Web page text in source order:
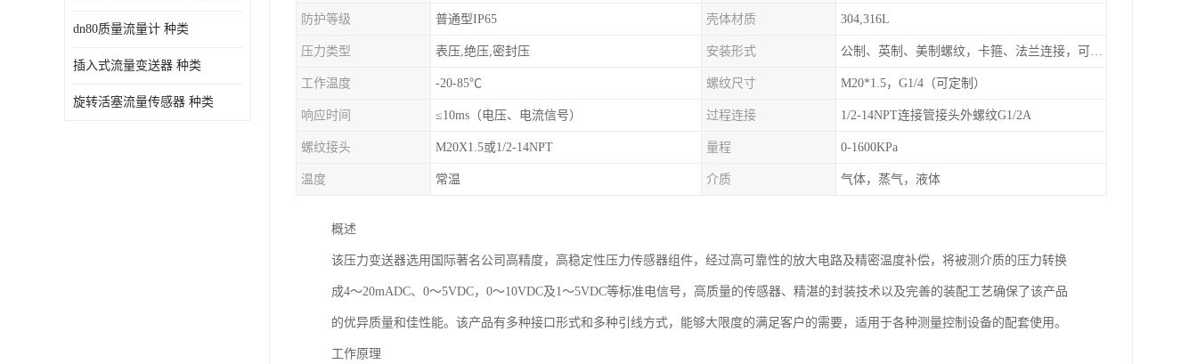
dn80质量流量计 种类
插入式流量变送器 种类
旋转活塞流量传感器 种类
防护等级 普通型IP65 壳体材质 304,316L
压力类型 表压,绝压,密封压 安装形式 公制、英制、美制螺纹，卡箍、法兰连接，可定制
工作温度 -20-85℃ 螺纹尺寸 M20*1.5，G1/4（可定制）
响应时间 ≤10ms（电压、电流信号） 过程连接 1/2-14NPT连接管接头外螺纹G1/2A
螺纹接头 M20X1.5或1/2-14NPT 量程 0-1600KPa
温度 常温 介质 气体，蒸气，液体
概述
该压力变送器选用国际著名公司高精度，高稳定性压力传感器组件，经过高可靠性的放大电路及精密温度补偿，将被测介质的压力转换
成4～20mADC、0～5VDC，0～10VDC及1～5VDC等标准电信号，高质量的传感器、精湛的封装技术以及完善的装配工艺确保了该产品
的优异质量和佳性能。该产品有多种接口形式和多种引线方式，能够大限度的满足客户的需要，适用于各种测量控制设备的配套使用。
工作原理